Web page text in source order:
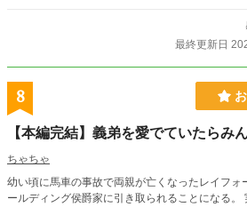
バニー」は、禍々しく冷酷な
然、宇宙は私たちを愛してい
な美しい体から放たれる神秘
悩みながら世界を救う、天使
いっぱい詰まったこの物語に
最終更新日
8
【本編完結】義弟を愛でていたらみ
ちゃちゃ
幼い頃に馬車の事故で両親が亡くなったレイフォ
ールディング侯爵家に引き取られることになる。